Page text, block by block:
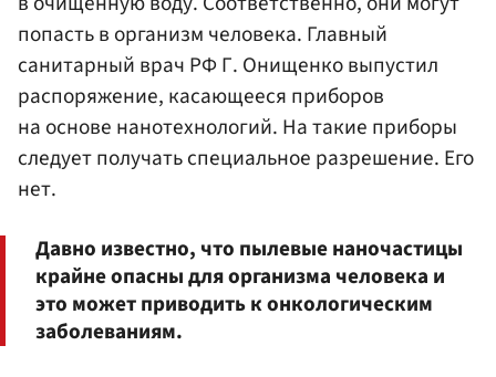
попасть в организм человека. Главный
санитарный врач РФ Г. Онищенко выпустил
распоряжение, касающееся приборов
на основе нанотехнологий. На такие приборы
следует получать специальное разрешение. Его
нет.
Давно известно, что пылевые наночастицы
крайне опасны для организма человека и
это может приводить к онкологическим
заболеваниям.